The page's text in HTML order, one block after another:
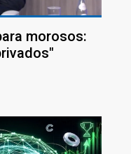
morosos: